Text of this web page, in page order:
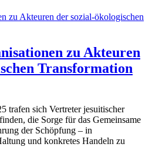
zu Akteuren
Transformation
trafen sich Vertreter jesuitischer
die Sorge für das Gemeinsame
der Schöpfung – in
und konkretes Handeln zu